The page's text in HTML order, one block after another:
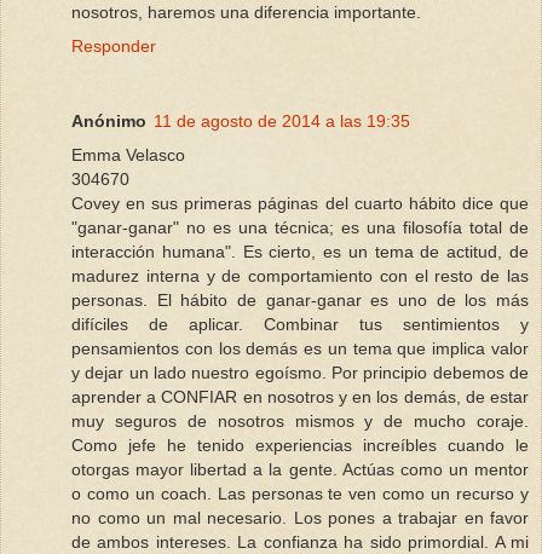
nosotros, haremos una diferencia importante.
Responder
Anónimo 11 de agosto de 2014 a las 19:35
Emma Velasco
304670
Covey en sus primeras páginas del cuarto hábito dice que
"ganar-ganar" no es una técnica; es una filosofía total de
interacción humana". Es cierto, es un tema de actitud, de
madurez interna y de comportamiento con el resto de las
personas. El hábito de ganar-ganar es uno de los más
difíciles de aplicar. Combinar tus sentimientos y
pensamientos con los demás es un tema que implica valor
y dejar un lado nuestro egoísmo. Por principio debemos de
aprender a CONFIAR en nosotros y en los demás, de estar
muy seguros de nosotros mismos y de mucho coraje.
Como jefe he tenido experiencias increíbles cuando le
otorgas mayor libertad a la gente. Actúas como un mentor
o como un coach. Las personas te ven como un recurso y
no como un mal necesario. Los pones a trabajar en favor
de ambos intereses. La confianza ha sido primordial. A mi